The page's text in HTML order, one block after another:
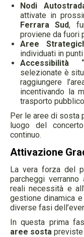
Nodi
attivate in
Ferrara Sud,
proviene da fuori
Aree
individuati in
Accessibilità
selezionate è
raggiungere
incentivando la
trasporto
Per le aree di sosta
luogo del
continuo.
Attivazione
La vera forza del
parcheggi verranno
reali necessità e
gestione dinamica
diverse fasi
In questa prima
aree sosta previste